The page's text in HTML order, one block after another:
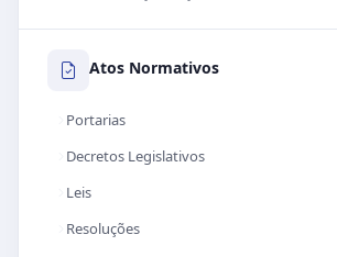
Atos Normativos
Portarias
Decretos Legislativos
Leis
Resoluções